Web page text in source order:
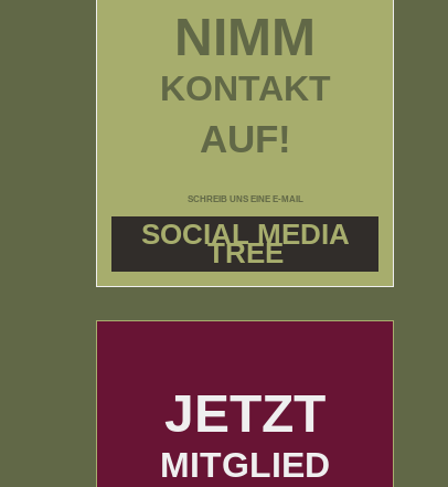
NIMM
KONTAKT
AUF!
SCHREIB UNS EINE E-MAIL
SOCIAL MEDIA
TREE
JETZT
MITGLIED